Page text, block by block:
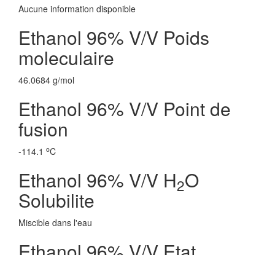
Aucune information disponible
Ethanol 96% V/V Poids
moleculaire
46.0684 g/mol
Ethanol 96% V/V Point de
fusion
-114.1 oC
Ethanol 96% V/V H2O
Solubilite
Miscible dans l'eau